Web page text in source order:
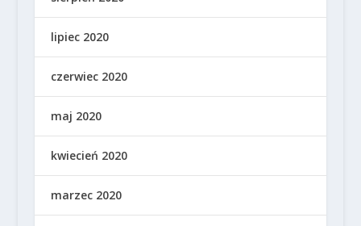
lipiec 2020
czerwiec 2020
maj 2020
kwiecień 2020
marzec 2020